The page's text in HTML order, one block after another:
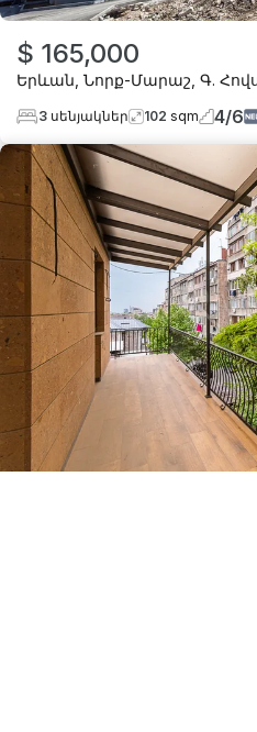
$ 165,000
Երևան Նորք-Մարաշ Գ.
3 սենյակներ 102 sqm 4/6